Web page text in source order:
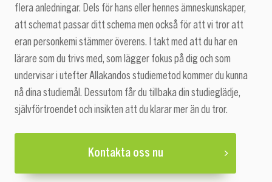
flera anledningar. Dels för hans eller hennes ämneskunskaper,
att schemat passar ditt schema men också för att vi tror att
eran personkemi stämmer överens. I takt med att du har en
lärare som du trivs med, som lägger fokus på dig och som
undervisar i utefter Allakandos studiemetod kommer du kunna
nå dina studiemål. Dessutom får du tillbaka din studieglädje,
självförtroendet och insikten att du klarar mer än du tror.
Kontakta oss nu